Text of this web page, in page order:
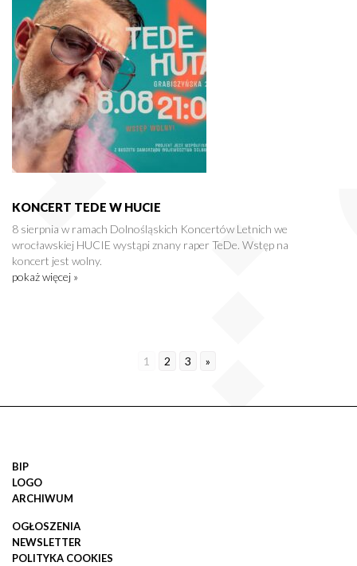
KONCERT TEDE W HUCIE
8 sierpnia w ramach Dolnośląskich Koncertów Letnich we
wrocławskiej HUCIE wystąpi znany raper TeDe. Wstęp na
koncert jest wolny.
pokaż więcej »
1 2 3 »
BIP
LOGO
ARCHIWUM
OGŁOSZENIA
NEWSLETTER
POLITYKA COOKIES